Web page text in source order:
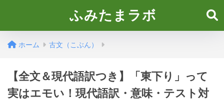
ふみたまラボ
ホーム 古文（こぶん）
【全文＆現代語訳つき】「東下り」って
実はエモい！現代語訳・意味・テスト対